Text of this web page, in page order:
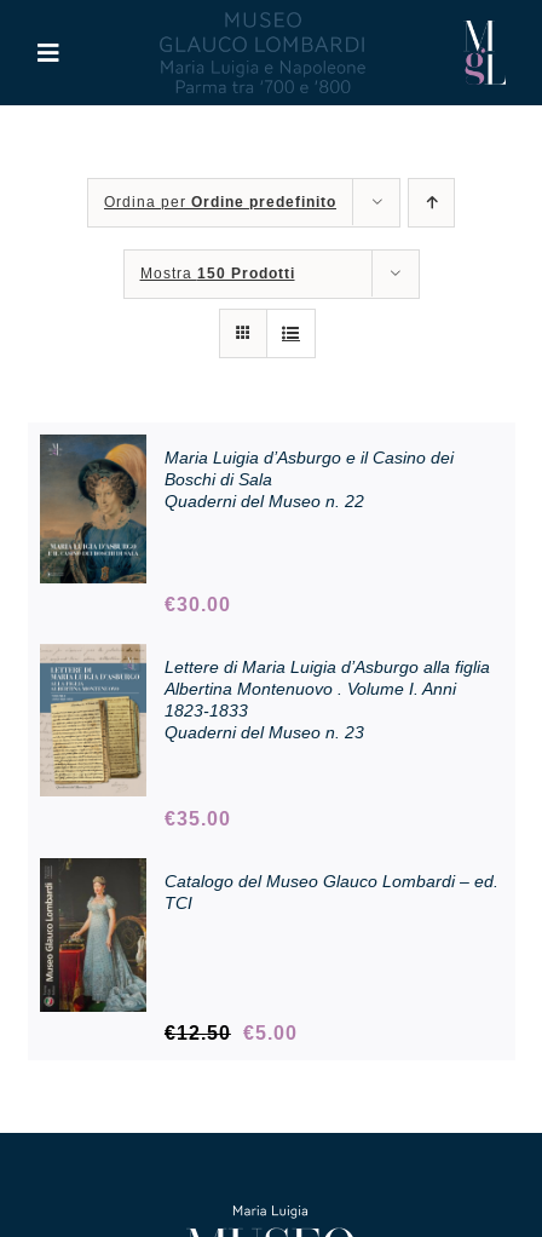
contenuto
Toggle
Maria Luigia d’Asburgo
Attività
Pubblicazioni
Contatti e biglietti
Accessibilità
Cerca
English
Ordina per Ordine predefinito
Mostra 150 Prodotti
Maria Luigia d’Asburgo e il Casino dei
Boschi di Sala
Quaderni del Museo n. 22
€30.00
Lettere di Maria Luigia d’Asburgo alla figlia
Albertina Montenuovo . Volume I. Anni
1823-1833
Quaderni del Museo n. 23
€35.00
Catalogo del Museo Glauco Lombardi – ed.
TCI
€12.50 Il
€12.50.
€5.00Il
€5.00.